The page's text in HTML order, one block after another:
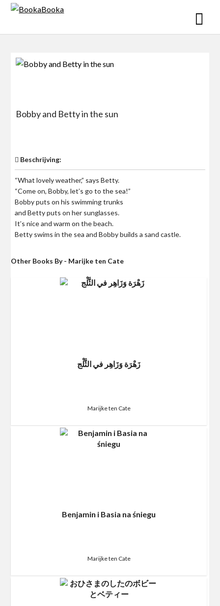
Skip
Bobby and Betty in the sun
Beschrijving:
“What lovely weather,” says Betty.
“Come on, Bobby, let’s go to the sea!”
Bobby puts on his swimming trunks
and Betty puts on her sunglasses.
It’s nice and warm on the beach.
Betty swims in the sea and Bobby builds a sand castle.
Other Books By - Marijke ten Cate
زَهْرَة وَزَاهِر في الثَّلْج
Marijke ten Cate
Benjamin i Basia na śniegu
Marijke ten Cate